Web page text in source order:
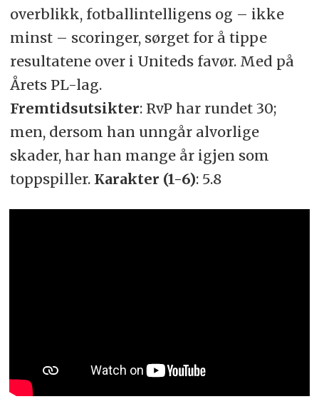
overblikk, fotballintelligens og – ikke
minst – scoringer, sørget for å tippe
resultatene over i Uniteds favør. Med på
Årets PL-lag.
Fremtidsutsikter: RvP har rundet 30;
men, dersom han unngår alvorlige
skader, har han mange år igjen som
toppspiller. Karakter (1-6): 5.8